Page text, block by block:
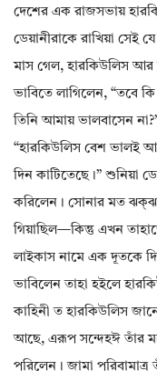
দেশের এক রাজসভায়
ডেয়ানীরাকে রাখিয়া সেই
মাস গেল, হারকিউলিস আর
ভাবিতে লাগিলেন, “তবে
তিনি আমায় ভালবাসেন
“হারকিউলিস বেশ ভালই
দিন কাটিতেছে।” শুনিয়া
করিলেন। সোনার মত
গিয়াছিল—কিন্তু এখন
লাইকাস নামে এক দূতকে
ভাবিলেন তাহা হইলে
কাহিনী ত হারকিউলিস
আছে, এরূপ সন্দেহঈ তাঁর
পরিলেন। জামা পরিবামাত্র